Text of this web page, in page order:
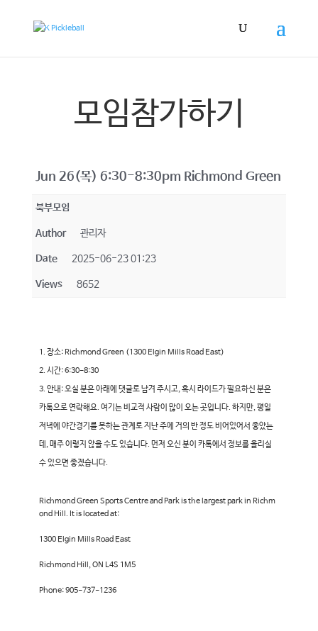
모임참가하기
Jun 26(목) 6:30-8:30pm Richmond Green
북부모임
Author 관리자
Date 2025-06-23 01:23
Views 8652
장소: Richmond Green (1300 Elgin Mills Road East)
시간: 6:30-8:30
안내: 오실 분은 아래에 댓글로 남겨 주시고, 혹시 라이드가 필요하신 분은
카톡으로 연락해요. 여기는 비교적 사람이 많이 오는 곳입니다. 하지만, 평일
저녁에 야간경기를 못하는 관계로 지난 주에 거의 반 정도 비어있어서 좋았는
데, 매주 이렇지 않을 수도 있습니다. 먼저 오신 분이 카톡에서 정보를 올리실
수 있으면 좋겠습니다.
Richmond Green Sports Centre and Park is the largest park in Richm
ond Hill. It is located at:
1300 Elgin Mills Road East
Richmond Hill, ON L4S 1M5
Phone: 905-737-1236